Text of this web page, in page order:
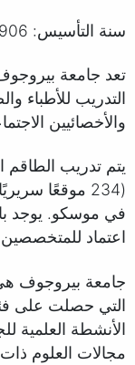
سنة التأسيس: 1906.
تعد جامعة بيروجوف
التدريب للأطباء
والأخصائيين
يتم تدريب الطاقم
(234 موقعًا
في موسكو. يوجد
اعتماد
جامعة بيروجوف
التي حصلت على
الأنشطة العلمية
مجالات العلوم